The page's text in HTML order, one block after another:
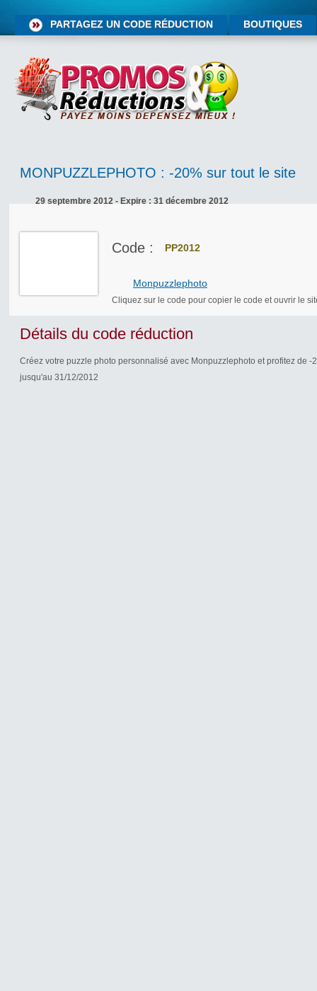
PARTAGEZ UN CODE RÉDUCTION BOUTIQUES
MONPUZZLEPHOTO : -20% sur tout le site
29 septembre 2012 - Expire : 31 décembre 2012
Code : PP2012
Monpuzzlephoto
Cliquez sur le code pour copier le code et ouvrir le
Détails du code réduction
Créez votre puzzle photo personnalisé avec Monpuzzlephoto et profitez de -
jusqu'au 31/12/2012